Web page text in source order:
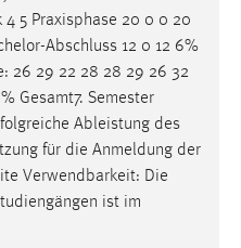
PS
BABachelorarbeit 73
Notes Hinweis: Bitte
5 Praxisphase 20 0 0 20
Abschluss 12 0 12 6%
26 29 22 28 28 29 26 32
Gesamt7. Semester
Ableistung des
für die Anmeldung der